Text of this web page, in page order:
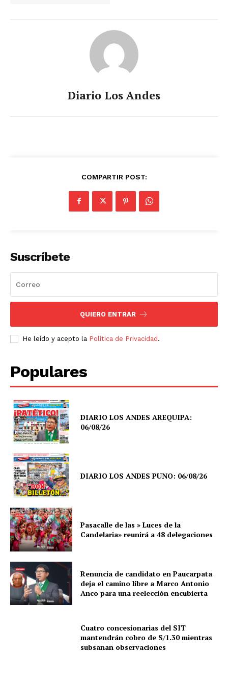
Diario Los Andes
COMPARTIR POST:
Suscríbete
QUIERO ENTRAR
He leído y acepto la Política de Privacidad.
Populares
DIARIO LOS ANDES AREQUIPA:
06/08/26
DIARIO LOS ANDES PUNO: 06/08/26
Pasacalle de las » Luces de la
Candelaria» reunirá a 48 delegaciones
Renuncia de candidato en Paucarpata
deja el camino libre a Marco Antonio
Anco para una reelección encubierta
Cuatro concesionarias del SIT
mantendrán cobro de S/1.30 mientras
subsanan observaciones